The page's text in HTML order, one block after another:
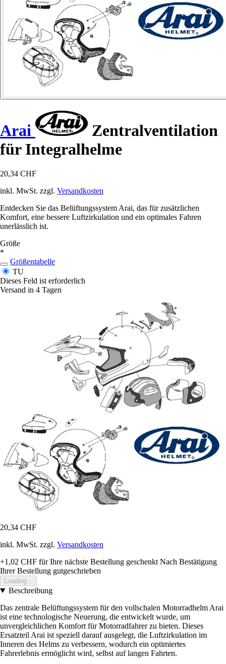
Arai
Zentralventilation
für Integralhelme
20,34 CHF
inkl. MwSt. zzgl. Versandkosten
Entdecken Sie das Belüftungssystem Arai, das für zusätzlichen
Komfort, eine bessere Luftzirkulation und ein optimales Fahren
unerlässlich ist.
Größe
*
Größentabelle
TU
Dieses Feld ist erforderlich
Versand in 4 Tagen
20,34 CHF
inkl. MwSt. zzgl. Versandkosten
+1,02 CHF für Ihre nächste Bestellung geschenkt Nach Bestätigung
Ihrer Bestellung gutgeschrieben
Loading...
Beschreibung
Das zentrale Belüftungssystem für den vollschalen Motorradhelm Arai
ist eine technologische Neuerung, die entwickelt wurde, um
unvergleichlichen Komfort für Motorradfahrer zu bieten. Dieses
Ersatzteil Arai ist speziell darauf ausgelegt, die Luftzirkulation im
Inneren des Helms zu verbessern, wodurch ein optimiertes
Fahrerlebnis ermöglicht wird, selbst auf langen Fahrten.